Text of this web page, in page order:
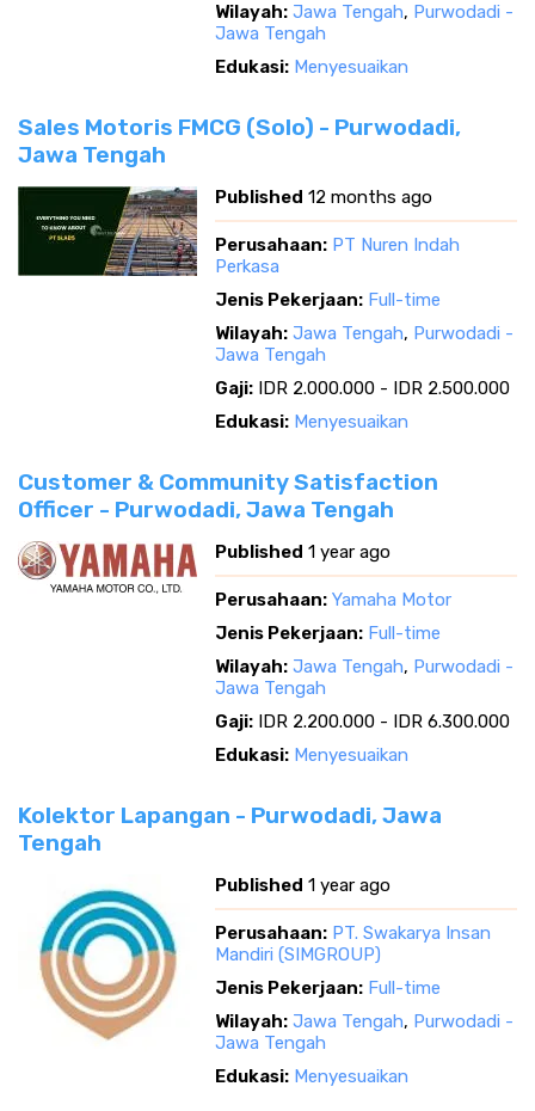
Wilayah: Jawa Tengah, Purwodadi -
Jawa Tengah
Edukasi: Menyesuaikan
Sales Motoris FMCG (Solo) - Purwodadi,
Jawa Tengah
Published 12 months ago
Perusahaan: PT Nuren Indah
Perkasa
Jenis Pekerjaan: Full-time
Wilayah: Jawa Tengah, Purwodadi -
Jawa Tengah
Gaji: IDR 2.000.000 - IDR 2.500.000
Edukasi: Menyesuaikan
Customer & Community Satisfaction
Officer - Purwodadi, Jawa Tengah
Published 1 year ago
Perusahaan: Yamaha Motor
Jenis Pekerjaan: Full-time
Wilayah: Jawa Tengah, Purwodadi -
Jawa Tengah
Gaji: IDR 2.200.000 - IDR 6.300.000
Edukasi: Menyesuaikan
Kolektor Lapangan - Purwodadi, Jawa
Tengah
Published 1 year ago
Perusahaan: PT. Swakarya Insan
Mandiri (SIMGROUP)
Jenis Pekerjaan: Full-time
Wilayah: Jawa Tengah, Purwodadi -
Jawa Tengah
Edukasi: Menyesuaikan